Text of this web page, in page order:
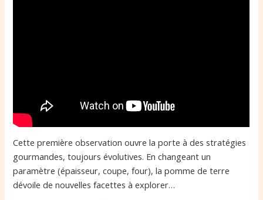
Cette première observation ouvre la porte à des stratégies
gourmandes, toujours évolutives. En changeant un
paramètre (épaisseur, coupe, four), la pomme de terre
dévoile de nouvelles facettes à explorer…